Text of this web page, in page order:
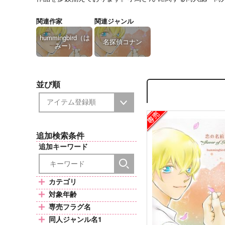
関連作家
hummingbird（は
みー）
関連ジャンル
名探偵コナン
並び順
追加検索条件
追加キーワード
カテゴリ
対象年齢
専売フラグ名
同人ジャンル名1